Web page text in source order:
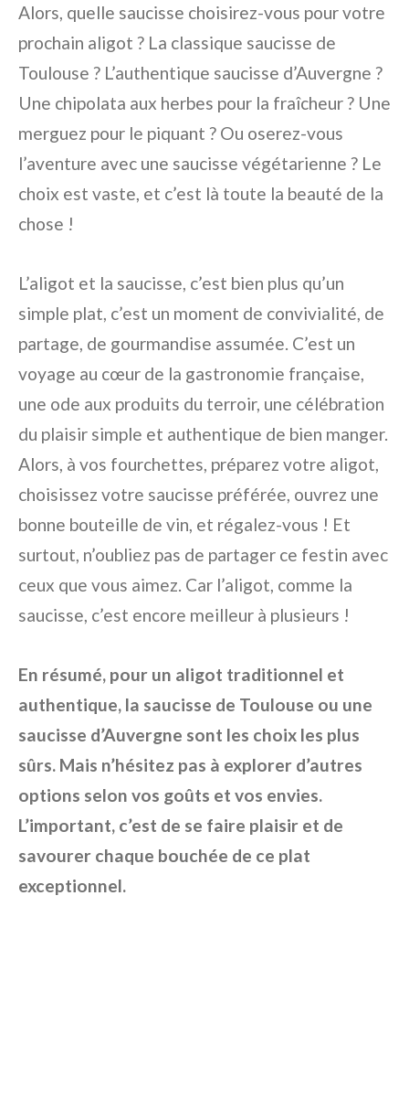
Alors, quelle saucisse choisirez-vous pour votre
prochain aligot ? La classique saucisse de
Toulouse ? L’authentique saucisse d’Auvergne ?
Une chipolata aux herbes pour la fraîcheur ? Une
merguez pour le piquant ? Ou oserez-vous
l’aventure avec une saucisse végétarienne ? Le
choix est vaste, et c’est là toute la beauté de la
chose !
L’aligot et la saucisse, c’est bien plus qu’un
simple plat, c’est un moment de convivialité, de
partage, de gourmandise assumée. C’est un
voyage au cœur de la gastronomie française,
une ode aux produits du terroir, une célébration
du plaisir simple et authentique de bien manger.
Alors, à vos fourchettes, préparez votre aligot,
choisissez votre saucisse préférée, ouvrez une
bonne bouteille de vin, et régalez-vous ! Et
surtout, n’oubliez pas de partager ce festin avec
ceux que vous aimez. Car l’aligot, comme la
saucisse, c’est encore meilleur à plusieurs !
En résumé, pour un aligot traditionnel et
authentique, la saucisse de Toulouse ou une
saucisse d’Auvergne sont les choix les plus
sûrs. Mais n’hésitez pas à explorer d’autres
options selon vos goûts et vos envies.
L’important, c’est de se faire plaisir et de
savourer chaque bouchée de ce plat
exceptionnel.